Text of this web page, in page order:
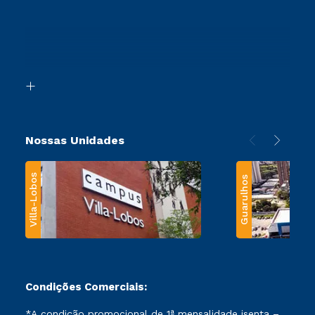
Transferência
Nossas Unidades
Villa-Lobos Guarulhos
Condições Comerciais: